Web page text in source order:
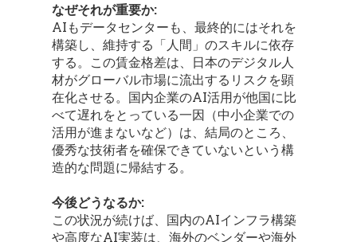
なぜそれが重要か:
AIもデータセンターも、最終的にはそれを
構築し、維持する「人間」のスキルに依存
する。この賃金格差は、日本のデジタル人
材がグローバル市場に流出するリスクを顕
在化させる。国内企業のAI活用が他国に比
べて遅れをとっている一因（中小企業での
活用が進まないなど）は、結局のところ、
優秀な技術者を確保できていないという構
造的な問題に帰結する。
今後どうなるか:
この状況が続けば、国内のAIインフラ構築
や高度なAI実装は、海外のベンダーや海外